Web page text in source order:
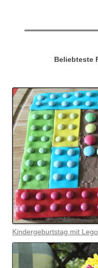
Beliebteste
Kindergeburtstag mit